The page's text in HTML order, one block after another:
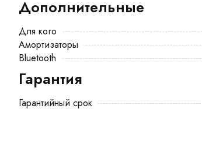
Дополнительные
Для кого
Амортизаторы
Bluetooth
Гарантия
Гарантийный срок